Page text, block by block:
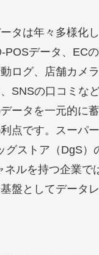
タは年々多様化し
POSデータ、EC
ログ、店舗カメ
SNSの口コミな
ータを一元的に
点です。スーパ
グストア（DgS
ネルを持つ企業で
盤としてデータ